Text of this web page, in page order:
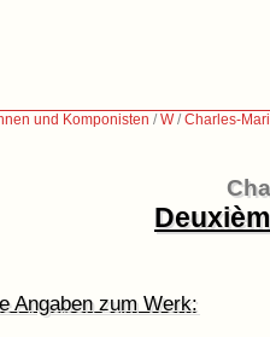
und Komponisten /W/Charles-
Angaben zum Werk: